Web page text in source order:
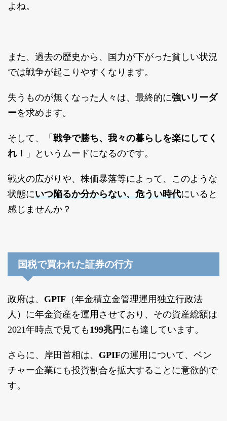
よね。
また、過去の歴史から、国力が下がった貧しい状況
では戦争が起こりやすくなります。
失うものが無くなった人々は、最終的に強いリーダ
ーを求めます。
そして、「 戦争で勝ち、我々の暮らしを楽にしてく
れ！
」というムードになるのです。
戦火の広がりや、株価暴落等によって、このような
状態にいつ陥るか分からない、危うい時代にいると
感じませんか？
国税で買われた証券の行方
政府は、 GPIF （年金積立金管理運用独立行政法
人）に年金資産を運用させており、その資産総額は
2021年時点で見ても199兆円 にも達しています。
さらに、岸田首相は、 GPIFの運用について、ベン
チャー企業にも投資割合を拡大することに意欲的で
す。